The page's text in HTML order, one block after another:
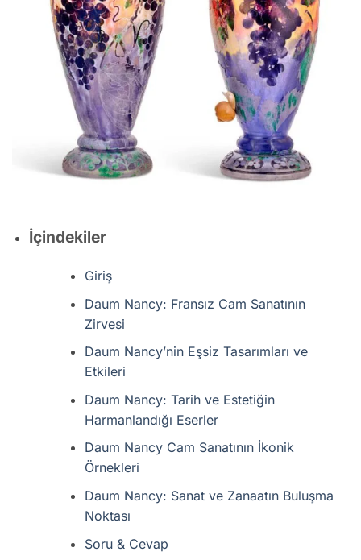
İçindekiler
Giriş
Daum Nancy: Fransız Cam Sanatının
Zirvesi
Daum Nancy’nin Eşsiz Tasarımları ve
Etkileri
Daum Nancy: Tarih ve Estetiğin
Harmanlandığı Eserler
Daum Nancy Cam Sanatının İkonik
Örnekleri
Daum Nancy: Sanat ve Zanaatın Buluşma
Noktası
Soru & Cevap